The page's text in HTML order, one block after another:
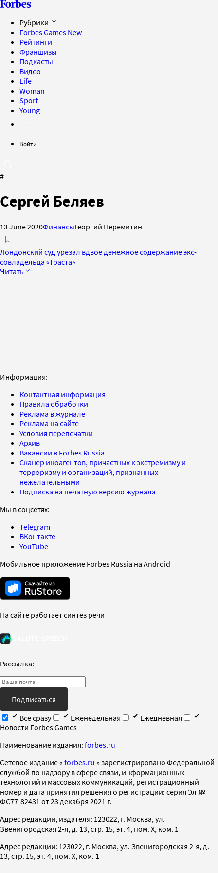
Рубрики
Forbes Games New
Рейтинги
Франшизы
Подкасты
Видео
Life
Woman
Sport
Young
Войти
#
Сергей Беляев
13 June 2020ФинансыГеоргий Перемитин
Лондонский суд урезал вдвое денежное содержание экс-
совладельца «Траста»
Читать
Информация:
Контактная информация
Правила обработки
Реклама в журнале
Реклама на сайте
Условия перепечатки
Архив
Вакансии в Forbes Russia
Сканер иноагентов, причастных к экстремизму и
терроризму и организаций, признанных
нежелательными
Подписка на печатную версию журнала
Мы в соцсетях:
Telegram
ВКонтакте
YouTube
Мобильное приложение Forbes Russia на Android
На сайте работает синтез речи
Рассылка:
Подписаться
Все сразу
Еженедельная
Ежедневная
Новости Forbes Games
Наименование издания: forbes.ru
Cетевое издание « forbes.ru » зарегистрировано Федеральной
службой по надзору в сфере связи, информационных
технологий и массовых коммуникаций, регистрационный
номер и дата принятия решения о регистрации: серия Эл №
ФС77-82431 от 23 декабря 2021 г.
Адрес редакции, издателя: 123022, г. Москва, ул.
Звенигородская 2-я, д. 13, стр. 15, эт. 4, пом. X, ком. 1
Адрес редакции: 123022, г. Москва, ул. Звенигородская 2-я, д.
13, стр. 15, эт. 4, пом. X, ком. 1